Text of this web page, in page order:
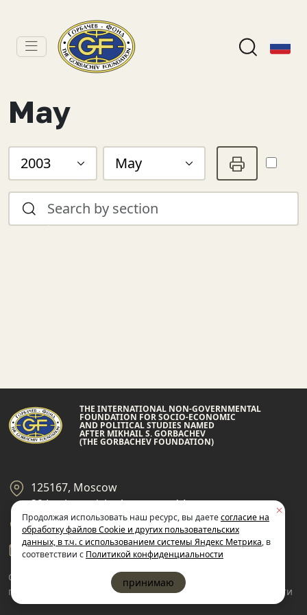
May
2003 May
THE INTERNATIONAL NON-GOVERNMENTAL
FOUNDATION FOR SOCIO-ECONOMIC
AND POLITICAL STUDIES NAMED
AFTER MIKHAIL S. GORBACHEV
(THE GORBACHEV FOUNDATION)
125167, Moscow
39 Leningradsky Ave., page 14
+7 495 945-59-99
gf@gorby.ru
Cогласие на обработку
пользовательских данных
конфиденциальности
Продолжая использовать наш ресурс, вы даетесогласие на
обработку файлов Cookie и других пользовательских
данных, в т.ч. с использованием системы Яндекс Метрика, в
соответствии с Политикой конфиденциальности
принимаю